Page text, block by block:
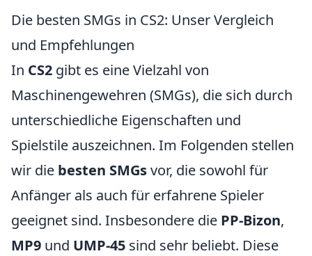
Die besten SMGs in CS2: Unser Vergleich
und Empfehlungen
In CS2 gibt es eine Vielzahl von
Maschinengewehren (SMGs), die sich durch
unterschiedliche Eigenschaften und
Spielstile auszeichnen. Im Folgenden stellen
wir die besten SMGsvor, die sowohl für
Anfänger als auch für erfahrene Spieler
geeignet sind. Insbesondere die PP-Bizon,
MP9 und UMP-45 sind sehr beliebt. Diese